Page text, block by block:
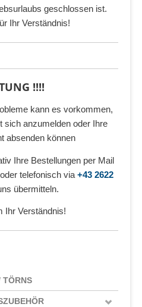
geschlossen ist.
Ihr Verständnis!
!!!!
kann es vorkommen,
sich anzumelden oder Ihre
absenden können
Ihre Bestellungen per Mail
oder telefonisch via +43 2622
übermitteln.
Ihr Verständnis!
TÖRNS